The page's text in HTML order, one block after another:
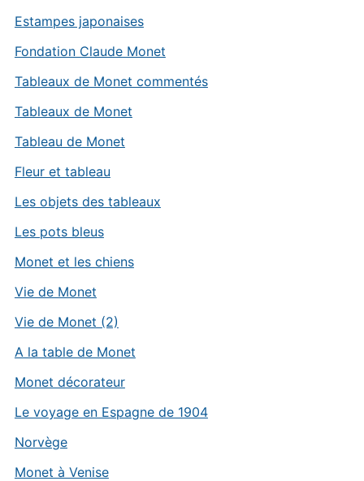
Estampes japonaises
Fondation Claude Monet
Tableaux de Monet commentés
Tableaux de Monet
Tableau de Monet
Fleur et tableau
Les objets des tableaux
Les pots bleus
Monet et les chiens
Vie de Monet
Vie de Monet (2)
A la table de Monet
Monet décorateur
Le voyage en Espagne de 1904
Norvège
Monet à Venise